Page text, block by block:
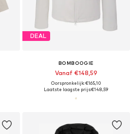
DEAL
BOMBOOGIE
Vanaf €148,59
Oorspronkelijk: €165,10
Laatste laagste prijs:€148,59